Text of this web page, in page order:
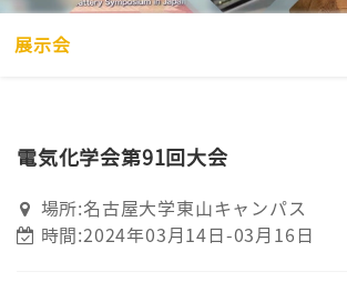
展示会
電気化学会第91回大会
場所:名古屋大学東山キャンパス
時間:2024年03月14日-03月16日